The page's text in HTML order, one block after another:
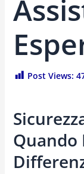
Post Views:
Quando